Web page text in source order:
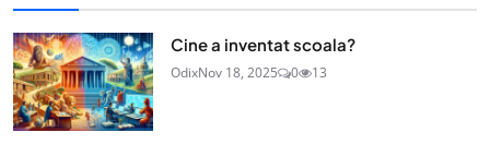
Cine a inventat scoala?
OdixNov 18, 2025 0 13